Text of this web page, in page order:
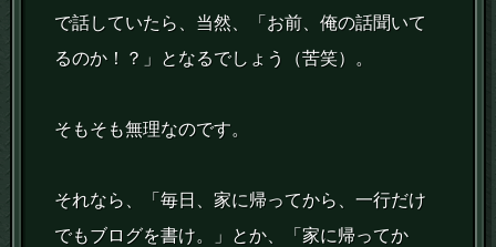
で話していたら、当然、「お前、俺の話聞いて
るのか！？」となるでしょう（苦笑）。
そもそも無理なのです。
それなら、「毎日、家に帰ってから、一行だけ
でもブログを書け。」とか、「家に帰ってか